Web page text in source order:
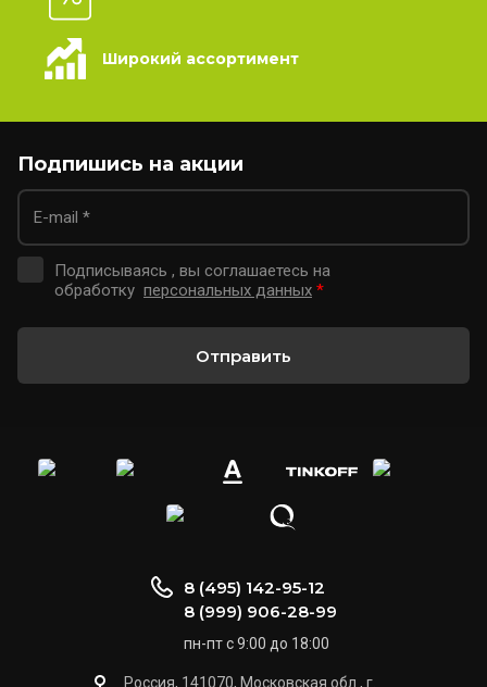
Широкий ассортимент
Подпишись на акции
Подписываясь , вы соглашаетесь на
обработку персональных данных *
Отправить
8 (495) 142-95-12
8 (999) 906-28-99
пн-пт с 9:00 до 18:00
Россия, 141070, Московская обл., г.